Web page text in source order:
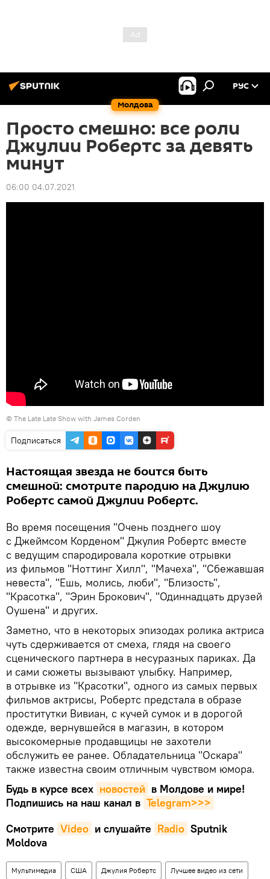
Молдова
РУС
Просто смешно: все роли
Джулии Робертс за девять
минут
06:00 04.07.2021
© The Late Late Show with James Corden
Подписаться
Настоящая звезда не боится быть
смешной: смотрите пародию на Джулию
Робертс самой Джулии Робертс.
Во время посещения "Очень позднего шоу
с Джеймсом Корденом" Джулия Робертс вместе
с ведущим спародировала короткие отрывки
из фильмов "Ноттинг Хилл", "Мачеха", "Сбежавшая
невеста", "Ешь, молись, люби", "Близость",
"Красотка", "Эрин Брокович", "Одиннадцать друзей
Оушена" и других.
Заметно, что в некоторых эпизодах ролика актриса
чуть сдерживается от смеха, глядя на своего
сценического партнера в несуразных париках. Да
и сами сюжеты вызывают улыбку. Например,
в отрывке из "Красотки", одного из самых первых
фильмов актрисы, Робертс предстала в образе
проститутки Вивиан, с кучей сумок и в дорогой
одежде, вернувшейся в магазин, в котором
высокомерные продавщицы не захотели
обслужить ее ранее. Обладательница "Оскара"
также известна своим отличным чувством юмора.
Будь в курсе всех новостей в Молдове и мире!
Подпишись на наш канал в Telegram>>>
Смотрите Video и слушайте Radio Sputnik
Moldova
Мультимедиа США Джулия Робертс Лучшее видео из сети